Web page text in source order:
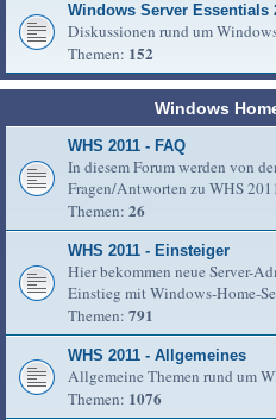
Windows Server Essentials
Diskussionen rund um
Themen: 152
Windows
WHS 2011 - FAQ
In diesem Forum werden von
Fragen/Antworten zu WHS
Themen: 26
WHS 2011 - Einsteiger
Hier bekommen neue Server-
Einstieg mit Windows-Home-
Themen: 791
WHS 2011 - Allgemeines
Allgemeine Themen rund um
Themen: 1076